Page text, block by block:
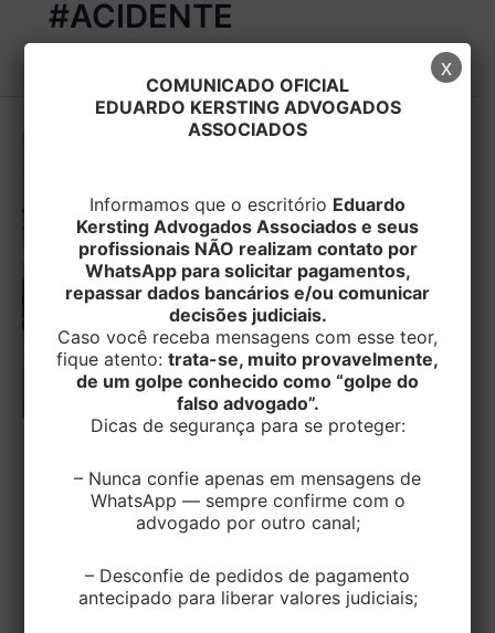
#ACIDENTE
Almoxarife que causou acidente ao
dirigir máquina em alta velocidade não
EditorEK/4 de março de 2025
COMUNICADO OFICIAL
EDUARDO KERSTING ADVOGADOS
ASSOCIADOS
Informamos que o escritório Eduardo
Kersting Advogados Associados e seus
profissionais NÃO realizam contato por
WhatsApp para solicitar pagamentos,
repassar dados bancários e/ou comunicar
decisões judiciais.
Caso você receba mensagens com esse teor,
fique atento: trata-se, muito provavelmente,
de um golpe conhecido como “golpe do
falso advogado”.
Dicas de segurança para se proteger:
– Nunca confie apenas em mensagens de
WhatsApp — sempre confirme com o
advogado por outro canal;
– Desconfie de pedidos de pagamento
antecipado para liberar valores judiciais;
x